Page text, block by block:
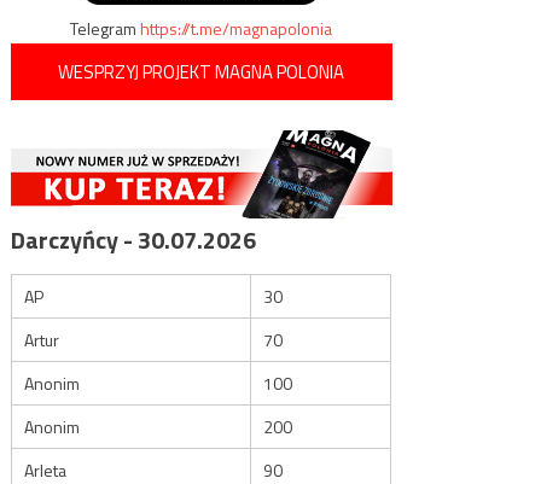
Telegramhttps://t.me/magnapolonia
WESPRZYJ PROJEKT MAGNA POLONIA
Darczyńcy - 30.07.2026
AP
30
Artur
70
Anonim
100
Anonim
200
Arleta
90